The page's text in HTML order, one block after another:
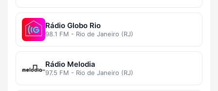
Rádio Globo Rio
98.1 FM - Rio de Janeiro (RJ)
Rádio Melodia
97.5 FM - Rio de Janeiro (RJ)